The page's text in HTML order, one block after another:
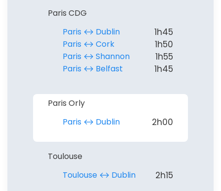
Paris CDG
Paris ↔︎ Dublin
1h45
Paris ↔︎ Cork 1h50
Paris ↔︎ Shannon 1h55
Paris ↔︎ Belfast 1h45
Paris Orly
Paris ↔︎ Dublin
2h00
Toulouse
Toulouse ↔︎ Dublin
2h15